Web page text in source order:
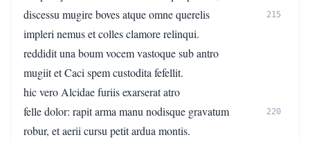
discessu mugire boves atque omne querelis
215
impleri nemus et colles clamore relinqui.
reddidit una boum vocem vastoque sub antro
mugiit et Caci spem custodita fefellit.
hic vero Alcidae furiis exarserat atro
felle dolor: rapit arma manu nodisque gravatum
220
robur, et aerii cursu petit ardua montis.